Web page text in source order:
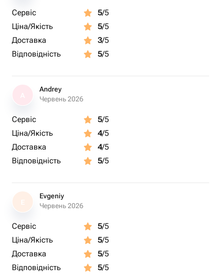
Сервіс 5/5
Ціна/Якість
5/5
Доставка
3/5
Відповідність
5/5
Andrey
Червень 2026
Сервіс 5/5
Ціна/Якість
4/5
Доставка
4/5
Відповідність
5/5
E
Evgeniy
Червень 2026
Сервіс 5/5
Ціна/Якість
5/5
Доставка
5/5
Відповідність
5/5